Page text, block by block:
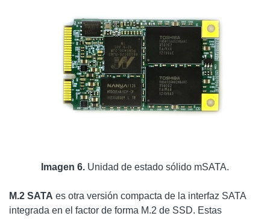
Imagen 6. Unidad de estado sólido mSATA.
M.2 SATA es otra versión compacta de la interfaz SATA
integrada en el factor de forma M.2 de SSD. Estas